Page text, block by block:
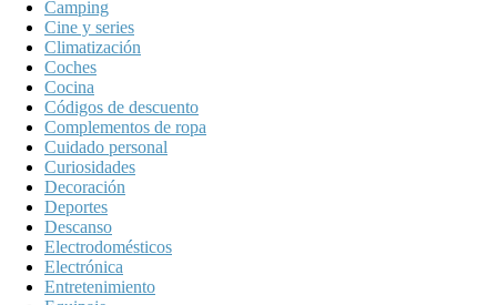
Camping
Cine y series
Climatización
Coches
Cocina
Códigos de descuento
Complementos de ropa
Cuidado personal
Curiosidades
Decoración
Deportes
Descanso
Electrodomésticos
Electrónica
Entretenimiento